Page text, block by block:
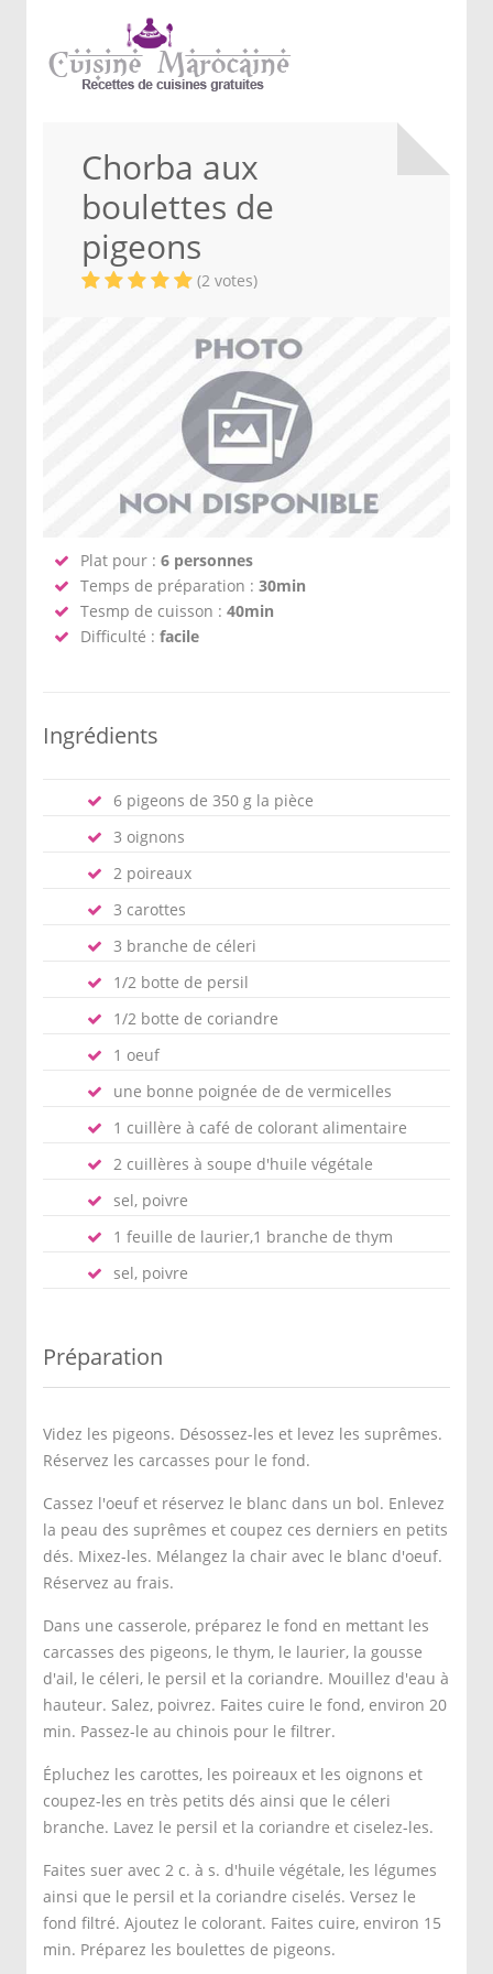
Chorba aux
boulettes de
pigeons
(2 votes)
Plat pour : 6 personnes
Temps de préparation : 30min
Tesmp de cuisson : 40min
Difficulté : facile
Ingrédients
6 pigeons de 350 g la pièce
3 oignons
2 poireaux
3 carottes
3 branche de céleri
1/2 botte de persil
1/2 botte de coriandre
1 oeuf
une bonne poignée de de vermicelles
1 cuillère à café de colorant alimentaire
2 cuillères à soupe d'huile végétale
sel, poivre
1 feuille de laurier,1 branche de thym
sel, poivre
Préparation
Videz les pigeons. Désossez-les et levez les suprêmes.
Réservez les carcasses pour le fond.
Cassez l'oeuf et réservez le blanc dans un bol. Enlevez
la peau des suprêmes et coupez ces derniers en petits
dés. Mixez-les. Mélangez la chair avec le blanc d'oeuf.
Réservez au frais.
Dans une casserole, préparez le fond en mettant les
carcasses des pigeons, le thym, le laurier, la gousse
d'ail, le céleri, le persil et la coriandre. Mouillez d'eau à
hauteur. Salez, poivrez. Faites cuire le fond, environ 20
min. Passez-le au chinois pour le filtrer.
Épluchez les carottes, les poireaux et les oignons et
coupez-les en très petits dés ainsi que le céleri
branche. Lavez le persil et la coriandre et ciselez-les.
Faites suer avec 2 c. à s. d'huile végétale, les légumes
ainsi que le persil et la coriandre ciselés. Versez le
fond filtré. Ajoutez le colorant. Faites cuire, environ 15
min. Préparez les boulettes de pigeons.